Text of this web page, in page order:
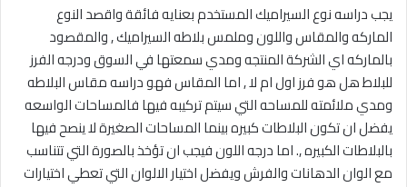
يجب دراسه نوع السيراميك المستخدم بعنايه فائقة واقصد النوع
الماركه والمقاس واللون وملمس بلاطه السيراميك , والمقصود
بالماركه اي الشركة المنتجه ومدي سمعتها في السوق ودرجه الفرز
للبلاط هل هو فرز اول ام لا , اما المقاس فهو دراسه مقاس البلاطه
ومدي ملائمته للمساحه التي سيتم تركيبه فيها فالمساحات الواسعه
يفضل ان تكون البلاطات كبيره بينما المساحات الصغيرة لا ينصح فيها
بالبلاطات الكبيره ,. اما درجه اللون فيجب ان تؤخذ بالصورة التي تتناسب
مع الوان الدهانات والفرش ويفضل اختيار الالوان التي تعطي اختيارات